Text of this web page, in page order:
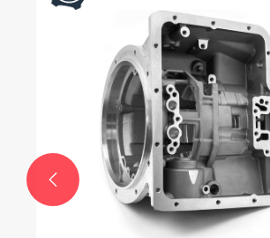
Collecteur d'échappement du
Voir plus >>
